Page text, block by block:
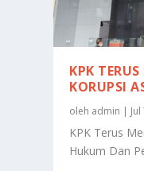
KPK
KORUPSI
oleh admin |
KPK Terus
Hukum Dan